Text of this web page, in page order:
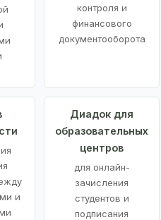
контроля и
финансового
документооборота
и
Диадок для
образовательных
центров
для онлайн-
зачисления
студентов и
подписания